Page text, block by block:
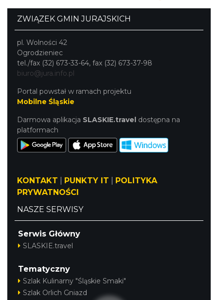
ZWIĄZEK GMIN JURAJSKICH
pl. Wolności 42
Ogrodzieniec
tel./fax (32) 673-33-64, fax (32) 673-37-98
biuro@jura.info.pl
Portal powstał w ramach projektu
Mobilne Śląskie
Darmowa aplikacja SLASKIE.travel dostępna na
platformach
KONTAKT PUNKTY IT
POLITYKA
PRYWATNOŚCI
NASZE SERWISY
Serwis Główny
SLASKIE.travel
Tematyczny
Szlak Kulinarny "Śląskie Smaki"
Szlak Orlich Gniazd